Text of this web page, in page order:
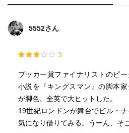
5552さん
3
ブッカー賞ファイナリストのピ
小説を『キングスマン』の脚本
が脚色。全英で大ヒットした。
19世紀ロンドンが舞台でビル・
気になり借りてみる。うーん、そ